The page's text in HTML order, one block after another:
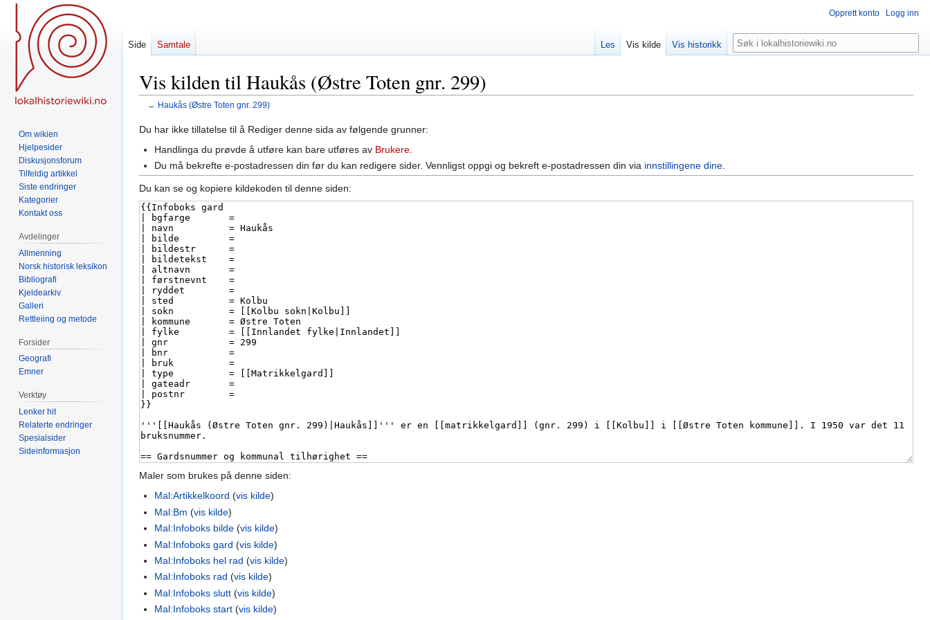
Vis kilden til Haukås (Østre Toten gnr. 299)
← Haukås (Østre Toten gnr. 299)
Hopp
navigering
Hopp
Du har ikke tillatelse til å Rediger denne sida av følgende grunner:
Handlinga du prøvde å utføre kan bare utføres av Brukere
Du må bekrefte e-postadressen din før du kan redigere sider. Vennligst oppgi og bekreft e-postadressen din via innstillingene dine
Du kan se og kopiere kildekoden til denne siden:
Maler som brukes på denne siden:
Mal:Artikkelkoord (vis kilde)
Mal:Bm (vis kilde)
Mal:Infoboks bilde (vis kilde)
Mal:Infoboks gard (vis kilde)
Mal:Infoboks hel rad (vis kilde)
Mal:Infoboks rad (vis kilde)
Mal:Infoboks slutt (vis kilde)
Mal:Infoboks start (vis kilde)
Opprett konto Logg inn
Side Samtale Les Vis kilde Vis historikk Søk
Om wikien
Hjelpesider
Diskusjonsforum
Tilfeldig artikkel
Siste endringer
Kategorier
Kontakt oss
Avdelinger
Allmenning
Norsk historisk leksikon
Bibliografi
Kjeldearkiv
Galleri
Rettleiing og metode
Forsider
Geografi
Emner
Verktøy
Lenker hit
Relaterte endringer
Spesialsider
Sideinformasjon